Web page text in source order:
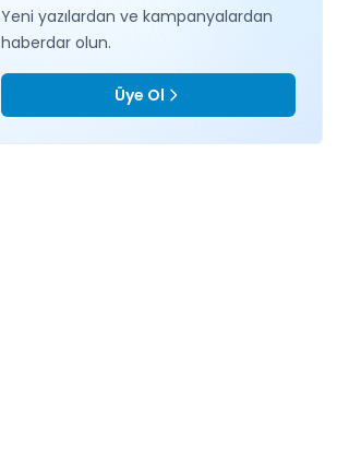
Yeni yazılardan ve kampanyalardan
haberdar olun.
Üye Ol